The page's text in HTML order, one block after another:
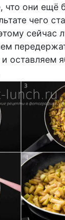
что они ещё
чего
сейчас
оставляем